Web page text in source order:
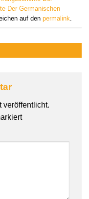
Der Germanischen
auf den permalink
veröffentlicht.